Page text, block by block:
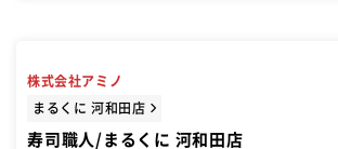
株式会社アミノ
まるくに 河和田店
寿司職人/まるくに 河和田店